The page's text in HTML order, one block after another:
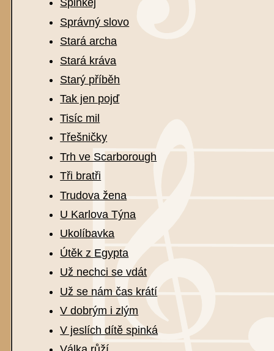
Spinkej
Správný slovo
Stará archa
Stará kráva
Starý příběh
Tak jen pojď
Tisíc mil
Třešničky
Trh ve Scarborough
Tři bratři
Trudova žena
U Karlova Týna
Ukolíbavka
Útěk z Egypta
Už nechci se vdát
Už se nám čas krátí
V dobrým i zlým
V jeslích dítě spinká